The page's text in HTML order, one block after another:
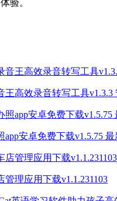
验。
王高效录音转写工具v1.3.3
app安卓免费下载v1.5.75 最
管理应用下载v1.1.231103